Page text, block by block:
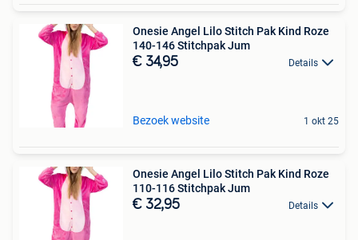
Onesie Angel Lilo Stitch Pak Kind Roze
140-146 Stitchpak Jum
€ 34,95 Details
Bezoek website 1 okt 25
Onesie Angel Lilo Stitch Pak Kind Roze
110-116 Stitchpak Jum
€ 32,95 Details